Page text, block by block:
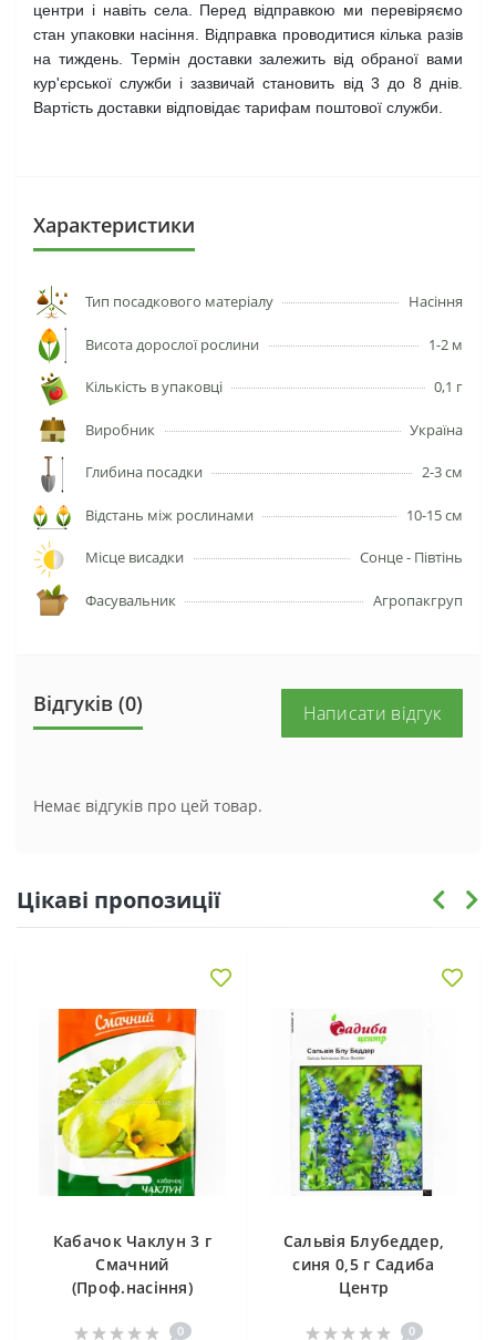
центри і навіть села. Перед відправкою ми перевіряємо
стан упаковки насіння. Відправка проводитися кілька разів
на тиждень. Термін доставки залежить від обраної вами
кур'єрської служби і зазвичай становить від 3 до 8 днів.
Вартість доставки відповідає тарифам поштової служби.
Характеристики
Тип посадкового матеріалу Насіння
Висота дорослої рослини 1-2 м
Кількість в упаковці 0,1 г
Виробник Україна
Глибина посадки 2-3 см
Відстань між рослинами 10-15 см
Місце висадки Сонце - Півтінь
Фасувальник Агропакгруп
Відгуків (0) Написати відгук
Немає відгуків про цей товар.
Цікаві пропозиції
Кабачок Чаклун 3 г
Смачний
(Проф.насіння)
0
Сальвія Блубеддер,
синя 0,5 г Садиба
Центр
0